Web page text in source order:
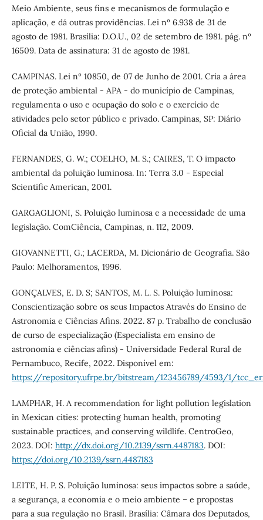
Meio Ambiente, seus fins e mecanismos de formulação e
aplicação, e dá outras providências. Lei nº 6.938 de 31 de
agosto de 1981. Brasília: D.O.U., 02 de setembro de 1981. pág. nº
16509. Data de assinatura: 31 de agosto de 1981.
CAMPINAS. Lei nº 10850, de 07 de Junho de 2001. Cria a área
de proteção ambiental - APA - do município de Campinas,
regulamenta o uso e ocupação do solo e o exercício de
atividades pelo setor público e privado. Campinas, SP: Diário
Oficial da União, 1990.
FERNANDES, G. W.; COELHO, M. S.; CAIRES, T. O impacto
ambiental da poluição luminosa. In: Terra 3.0 - Especial
Scientific American, 2001.
GARGAGLIONI, S. Poluição luminosa e a necessidade de uma
legislação. ComCiência, Campinas, n. 112, 2009.
GIOVANNETTI, G.; LACERDA, M. Dicionário de Geografia. São
Paulo: Melhoramentos, 1996.
GONÇALVES, E. D. S; SANTOS, M. L. S. Poluição luminosa:
Conscientização sobre os seus Impactos Através do Ensino de
Astronomia e Ciências Afins. 2022. 87 p. Trabalho de conclusão
de curso de especialização (Especialista em ensino de
astronomia e ciências afins) - Universidade Federal Rural de
Pernambuco, Recife, 2022. Disponível em:
https://repository.ufrpe.br/bitstream/123456789/4593/1/
LAMPHAR, H. A recommendation for light pollution legislation
in Mexican cities: protecting human health, promoting
sustainable practices, and conserving wildlife. CentroGeo,
2023. DOI: http://dx.doi.org/10.2139/ssrn.4487183. DOI:
https://doi.org/10.2139/ssrn.4487183
LEITE, H. P. S. Poluição luminosa: seus impactos sobre a saúde,
a segurança, a economia e o meio ambiente – e propostas
para a sua regulação no Brasil. Brasília: Câmara dos Deputados,